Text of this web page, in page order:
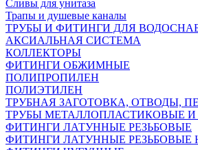
Сливы для унитаза
Трапы и душевые каналы
ТРУБЫ И ФИТИНГИ ДЛЯ
АКСИАЛЬНАЯ СИСТЕМА
КОЛЛЕКТОРЫ
ФИТИНГИ ОБЖИМНЫЕ
ПОЛИПРОПИЛЕН
ПОЛИЭТИЛЕН
ТРУБНАЯ ЗАГОТОВКА, ОТВОДЫ,
ТРУБЫ МЕТАЛЛОПЛАСТИКОВЫЕ
ФИТИНГИ ЛАТУННЫЕ РЕЗЬБОВЫЕ
ФИТИНГИ ЛАТУННЫЕ